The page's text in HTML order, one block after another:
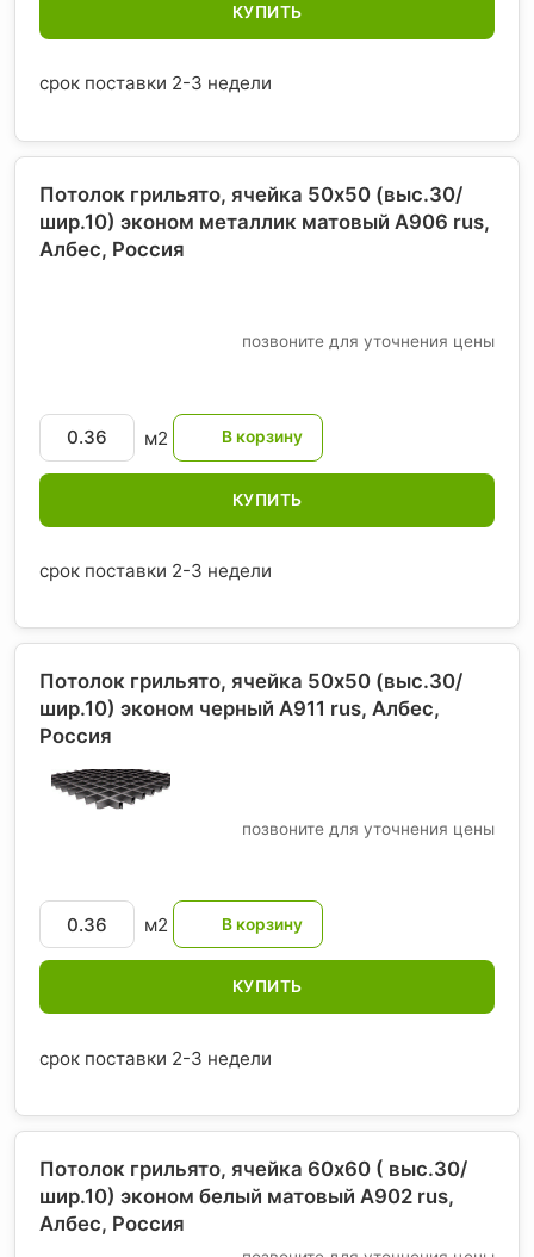
КУПИТЬ
срок поставки 2-3 недели
Потолок грильято, ячейка 50х50 (выс.30/
шир.10) эконом металлик матовый А906 rus,
Албес, Россия
позвоните для уточнения цены
м2
КУПИТЬ
срок поставки 2-3 недели
Потолок грильято, ячейка 50х50 (выс.30/
шир.10) эконом черный А911 rus, Албес,
Россия
позвоните для уточнения цены
м2
КУПИТЬ
срок поставки 2-3 недели
Потолок грильято, ячейка 60х60 ( выс.30/
шир.10) эконом белый матовый А902 rus,
Албес, Россия